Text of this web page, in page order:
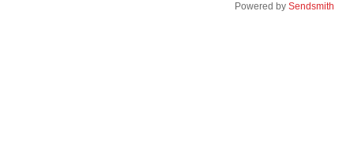
Powered by Sendsmith